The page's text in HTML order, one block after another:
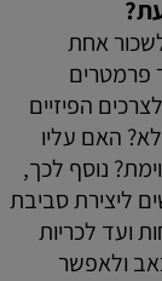
אחת
פרמטרים
הפיזיים
האם עליו
נוסף לכך,
ליצירת סביבת
ועד לכריות
ולאפשר